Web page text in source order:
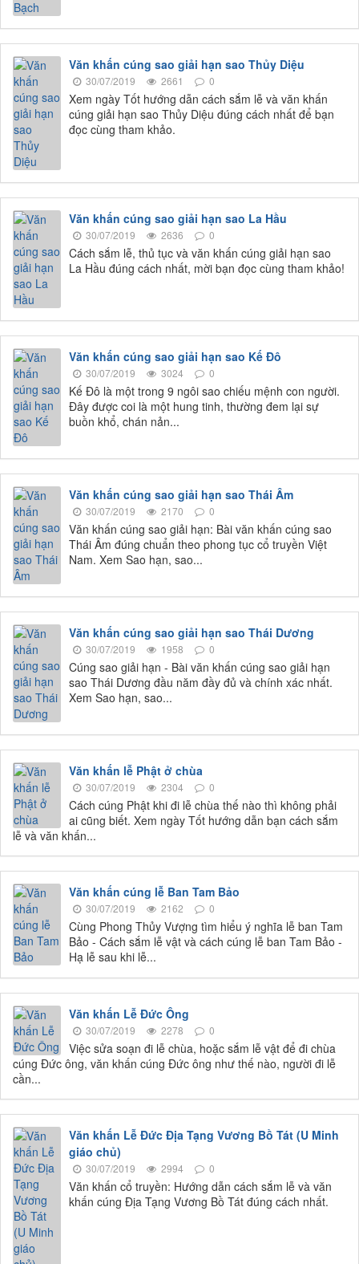
Văn khấn cúng sao giải hạn sao Thủy Diệu
30/07/2019 2661 0
Xem ngày Tốt hướng dẫn cách sắm lễ và văn khấn
cúng giải hạn sao Thủy Diệu đúng cách nhất để bạn
đọc cùng tham khảo.
Văn khấn cúng sao giải hạn sao La Hầu
30/07/2019 2636 0
Cách sắm lễ, thủ tục và văn khấn cúng giải hạn sao
La Hầu đúng cách nhất, mời bạn đọc cùng tham khảo!
Văn khấn cúng sao giải hạn sao Kế Đô
30/07/2019 3024 0
Kế Đô là một trong 9 ngôi sao chiếu mệnh con người.
Đây được coi là một hung tinh, thường đem lại sự
buồn khổ, chán nản...
Văn khấn cúng sao giải hạn sao Thái Âm
30/07/2019 2170 0
Văn khấn cúng sao giải hạn: Bài văn khấn cúng sao
Thái Âm đúng chuẩn theo phong tục cổ truyền Việt
Nam. Xem Sao hạn, sao...
Văn khấn cúng sao giải hạn sao Thái Dương
30/07/2019 1958 0
Cúng sao giải hạn - Bài văn khấn cúng sao giải hạn
sao Thái Dương đầu năm đầy đủ và chính xác nhất.
Xem Sao hạn, sao...
Văn khấn lễ Phật ở chùa
30/07/2019 2304 0
Cách cúng Phật khi đi lễ chùa thế nào thì không phải
ai cũng biết. Xem ngày Tốt hướng dẫn bạn cách sắm
lễ và văn khấn...
Văn khấn cúng lễ Ban Tam Bảo
30/07/2019 2162 0
Cùng Phong Thủy Vượng tìm hiểu ý nghĩa lễ ban Tam
Bảo - Cách sắm lễ vật và cách cúng lễ ban Tam Bảo -
Hạ lễ sau khi lễ...
Văn khấn Lễ Đức Ông
30/07/2019 2278 0
Việc sửa soạn đi lễ chùa, hoặc sắm lễ vật để đi chùa
cúng Đức ông, văn khấn cúng Đức ông như thế nào, người đi lễ
cần...
Văn khấn Lễ Đức Địa Tạng Vương Bồ Tát (U Minh
giáo chủ)
30/07/2019 2994 0
Văn khấn cổ truyền: Hướng dẫn cách sắm lễ và văn
khấn cúng Địa Tạng Vương Bồ Tát đúng cách nhất.